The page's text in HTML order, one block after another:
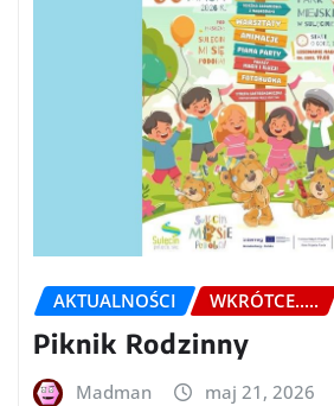
AKTUALNOŚCI WKRÓTCE.....
Piknik Rodzinny
Madman maj 21, 2026